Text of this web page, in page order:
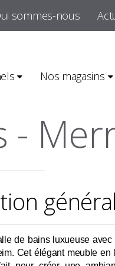
sommes-nous
Nos magasins
bains gris - Merrheim
-
de bains luxueuse
Cet élégant meuble en